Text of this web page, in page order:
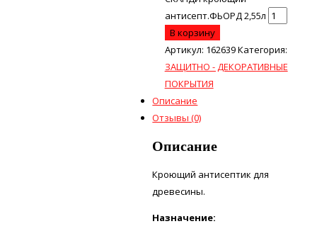
антисепт.ФЬОРД 2,55л
В корзину
Артикул: 162639Категория:
ЗАЩИТНО - ДЕКОРАТИВНЫЕ
ПОКРЫТИЯ
Описание
Отзывы (0)
Описание
Кроющий антисептик для
древесины.
Назначение: